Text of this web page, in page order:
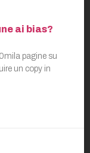
ai bias?
pagine su
un copy in